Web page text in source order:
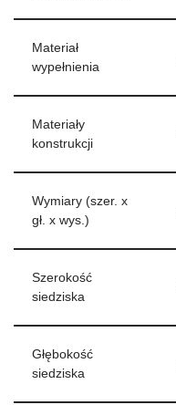
Materiał
wypełnienia
Materiały
konstrukcji
Wymiary (szer. x
gł. x wys.)
Szerokość
siedziska
Głębokość
siedziska